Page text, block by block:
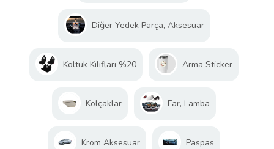
Diğer Yedek Parça, Aksesuar
Koltuk Kılıfları %20 Arma Sticker
Kolçaklar Far, Lamba
Krom Aksesuar Paspas